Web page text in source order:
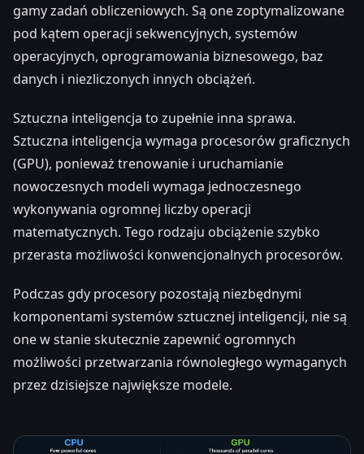
gamy zadań obliczeniowych. Są one zoptymalizowane
pod kątem operacji sekwencyjnych, systemów
operacyjnych, oprogramowania biznesowego, baz
danych i niezliczonych innych obciążeń.
Sztuczna inteligencja to zupełnie inna sprawa.
Sztuczna inteligencja wymaga procesorów graficznych
(GPU), ponieważ trenowanie i uruchamianie
nowoczesnych modeli wymaga jednoczesnego
wykonywania ogromnej liczby operacji
matematycznych. Tego rodzaju obciążenie szybko
przerasta możliwości konwencjonalnych procesorów.
Podczas gdy procesory pozostają niezbędnymi
komponentami systemów sztucznej inteligencji, nie są
one w stanie skutecznie zapewnić ogromnych
możliwości przetwarzania równoległego wymaganych
przez dzisiejsze największe modele.